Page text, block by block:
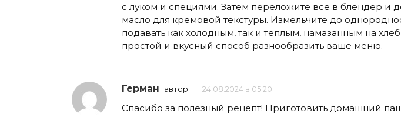
с луком и специями. Затем переложите всё в блендер и
масло для кремовой текстуры. Измельчите до
подавать как холодным, так и теплым, намазанным на
простой и вкусный способ разнообразить ваше меню.
Герман автор 24.08.2024 в 05:20
Спасибо за полезный рецепт! Приготовить домашний